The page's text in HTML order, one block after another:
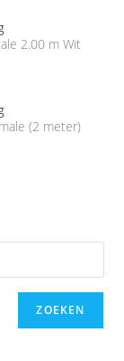
2.00 m Wit
(2 meter)
ZOEKEN